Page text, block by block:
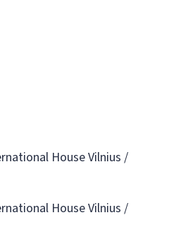
House Vilnius /
House Vilnius /